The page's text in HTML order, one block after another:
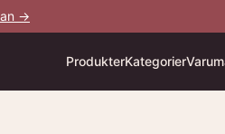
→
ProdukterKategorier